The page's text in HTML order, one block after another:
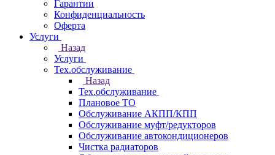
Гарантии
Конфиденциальность
Оферта
Услуги
Назад
Услуги
Тех.обслуживание
Назад
Тех.обслуживание
Плановое ТО
Обслуживание АКПП/КПП
Обслуживание муфт/редукторов
Обслуживание автокондиционеров
Чистка радиаторов